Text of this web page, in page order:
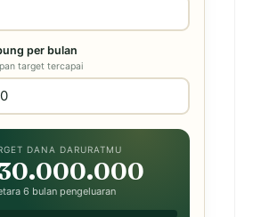
per bulan
target tercapai
DANA DARURATMU
6 bulan pengeluaran